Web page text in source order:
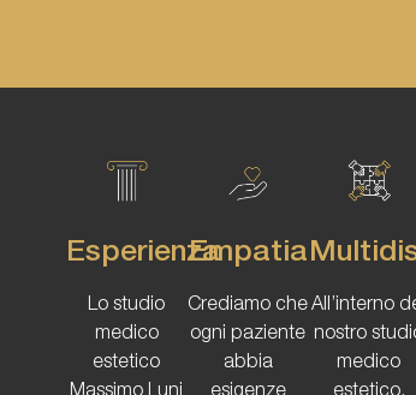
Esperienza
Lo studio
medico
estetico
Empatia
Crediamo che
ogni paziente
abbia
All’interno
nostro
medico